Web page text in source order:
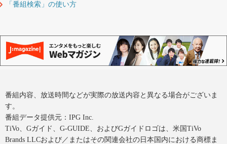
「番組検索」の使い方
番組内容、放送時間などが実際の放送内容と異なる場合がございま
す。
番組データ提供元：IPG Inc.
TiVo、Gガイド、G-GUIDE、およびGガイドロゴは、米国TiVo
Brands LLCおよび／またはその関連会社の日本国内における商標ま